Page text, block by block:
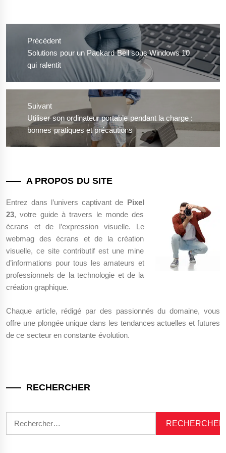
Navigation
l’article
Précédent
Previous
post:
Solutions pour un Packard Bell sous Windows 10
qui ralentit
Suivant
Next
post:
Utiliser son ordinateur portable pendant la charge :
bonnes pratiques et précautions
A PROPOS DU SITE
Entrez dans l’univers captivant de Pixel
23, votre guide à travers le monde des
écrans et de l’expression visuelle. Le
webmag des écrans et de la création
visuelle, ce site contributif est une mine
d’informations pour tous les amateurs et
professionnels de la technologie et de la
création graphique.
Chaque article, rédigé par des passionnés du domaine, vous
offre une plongée unique dans les tendances actuelles et futures
de ce secteur en constante évolution.
RECHERCHER